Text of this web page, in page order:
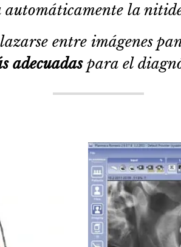
automáticamente la
entre imágenes
adecuadas para el